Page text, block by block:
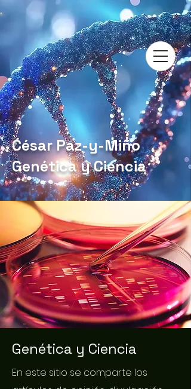
César Paz-y-Miño
Genética y Ciencia
Genética y Ciencia
En este sitio se comparte los